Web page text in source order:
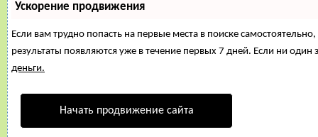
Ускорение продвижения
Если вам трудно попасть на первые места в поиске
результаты появляются уже в течение первых 7 дней. Если ни один
деньги.
Начать продвижение сайта
16 Март, 2015, 16:59:37